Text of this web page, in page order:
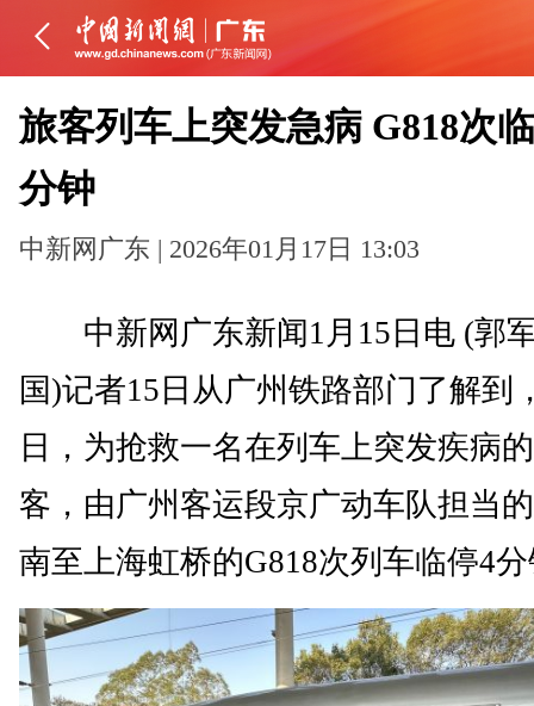
旅客列车上突发急病 G818次
分钟
中新网广东 | 2026年01月17日 13:03
中新网广东新闻1月15日电 (郭
国)记者15日从广州铁路部门了解到
日，为抢救一名在列车上突发疾病
客，由广州客运段京广动车队担当
南至上海虹桥的G818次列车临停4